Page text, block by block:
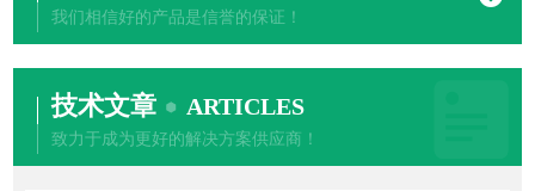
我们相信好的产品是信誉的保证！
技术文章 ARTICLES
致力于成为更好的解决方案供应商！